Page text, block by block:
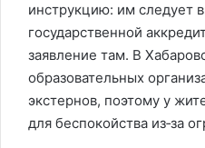
инструкцию: им следует
государственной
заявление там. В
образовательных
экстернов, поэтому у
для беспокойства из‑за